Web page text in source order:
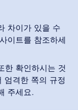
차이가 있을 수
이트를 참조하세
한 확인하시는 것
엄격한 쪽의 규정
주세요.